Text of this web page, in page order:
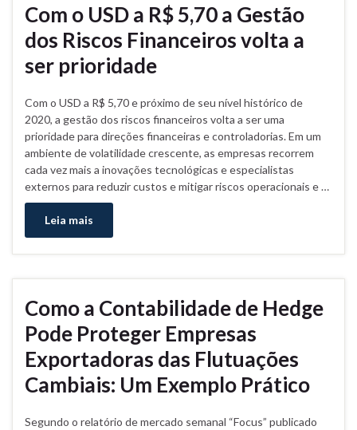
Com o USD a R$ 5,70 a Gestão
dos Riscos Financeiros volta a
ser prioridade
Com o USD a R$ 5,70 e próximo de seu nível histórico de
2020, a gestão dos riscos financeiros volta a ser uma
prioridade para direções financeiras e controladorias. Em um
ambiente de volatilidade crescente, as empresas recorrem
cada vez mais a inovações tecnológicas e especialistas
externos para reduzir custos e mitigar riscos operacionais e …
Leia mais
Como a Contabilidade de Hedge
Pode Proteger Empresas
Exportadoras das Flutuações
Cambiais: Um Exemplo Prático
Segundo o relatório de mercado semanal “Focus” publicado